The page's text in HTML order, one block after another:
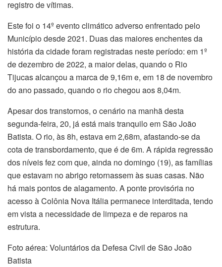
registro de vítimas.
Este foi o 14º evento climático adverso enfrentado pelo
Município desde 2021. Duas das maiores enchentes da
história da cidade foram registradas neste período: em 1º
de dezembro de 2022, a maior delas, quando o Rio
Tijucas alcançou a marca de 9,16m e, em 18 de novembro
do ano passado, quando o rio chegou aos 8,04m.
Apesar dos transtornos, o cenário na manhã desta
segunda-feira, 20, já está mais tranquilo em São João
Batista. O rio, às 8h, estava em 2,68m, afastando-se da
cota de transbordamento, que é de 6m. A rápida regressão
dos níveis fez com que, ainda no domingo (19), as famílias
que estavam no abrigo retornassem às suas casas. Não
há mais pontos de alagamento. A ponte provisória no
acesso à Colônia Nova Itália permanece interditada, tendo
em vista a necessidade de limpeza e de reparos na
estrutura.
Foto aérea: Voluntários da Defesa Civil de São João
Batista